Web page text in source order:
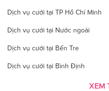
Dịch vụ cưới tại TP Hồ Chí Minh
Dịch vụ cưới tại Nước ngoài
Dịch vụ cưới tại Bến Tre
Dịch vụ cưới tại Bình Định
Dịch vụ cưới tại Bình ThuậnXEM